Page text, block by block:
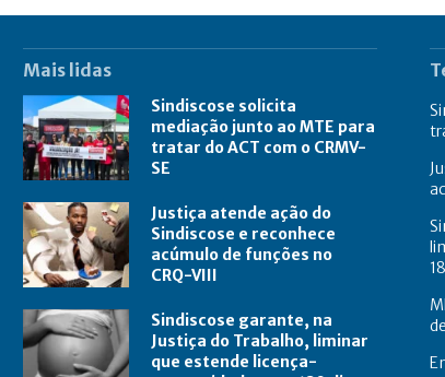
Mais lidas
Sindiscose solicita
mediação junto ao MTE para
tratar do ACT com o CRMV-
SE
Justiça atende ação do
Sindiscose e reconhece
acúmulo de funções no
CRQ-VIII
Sindiscose garante, na
Justiça do Trabalho, liminar
que estende licença-